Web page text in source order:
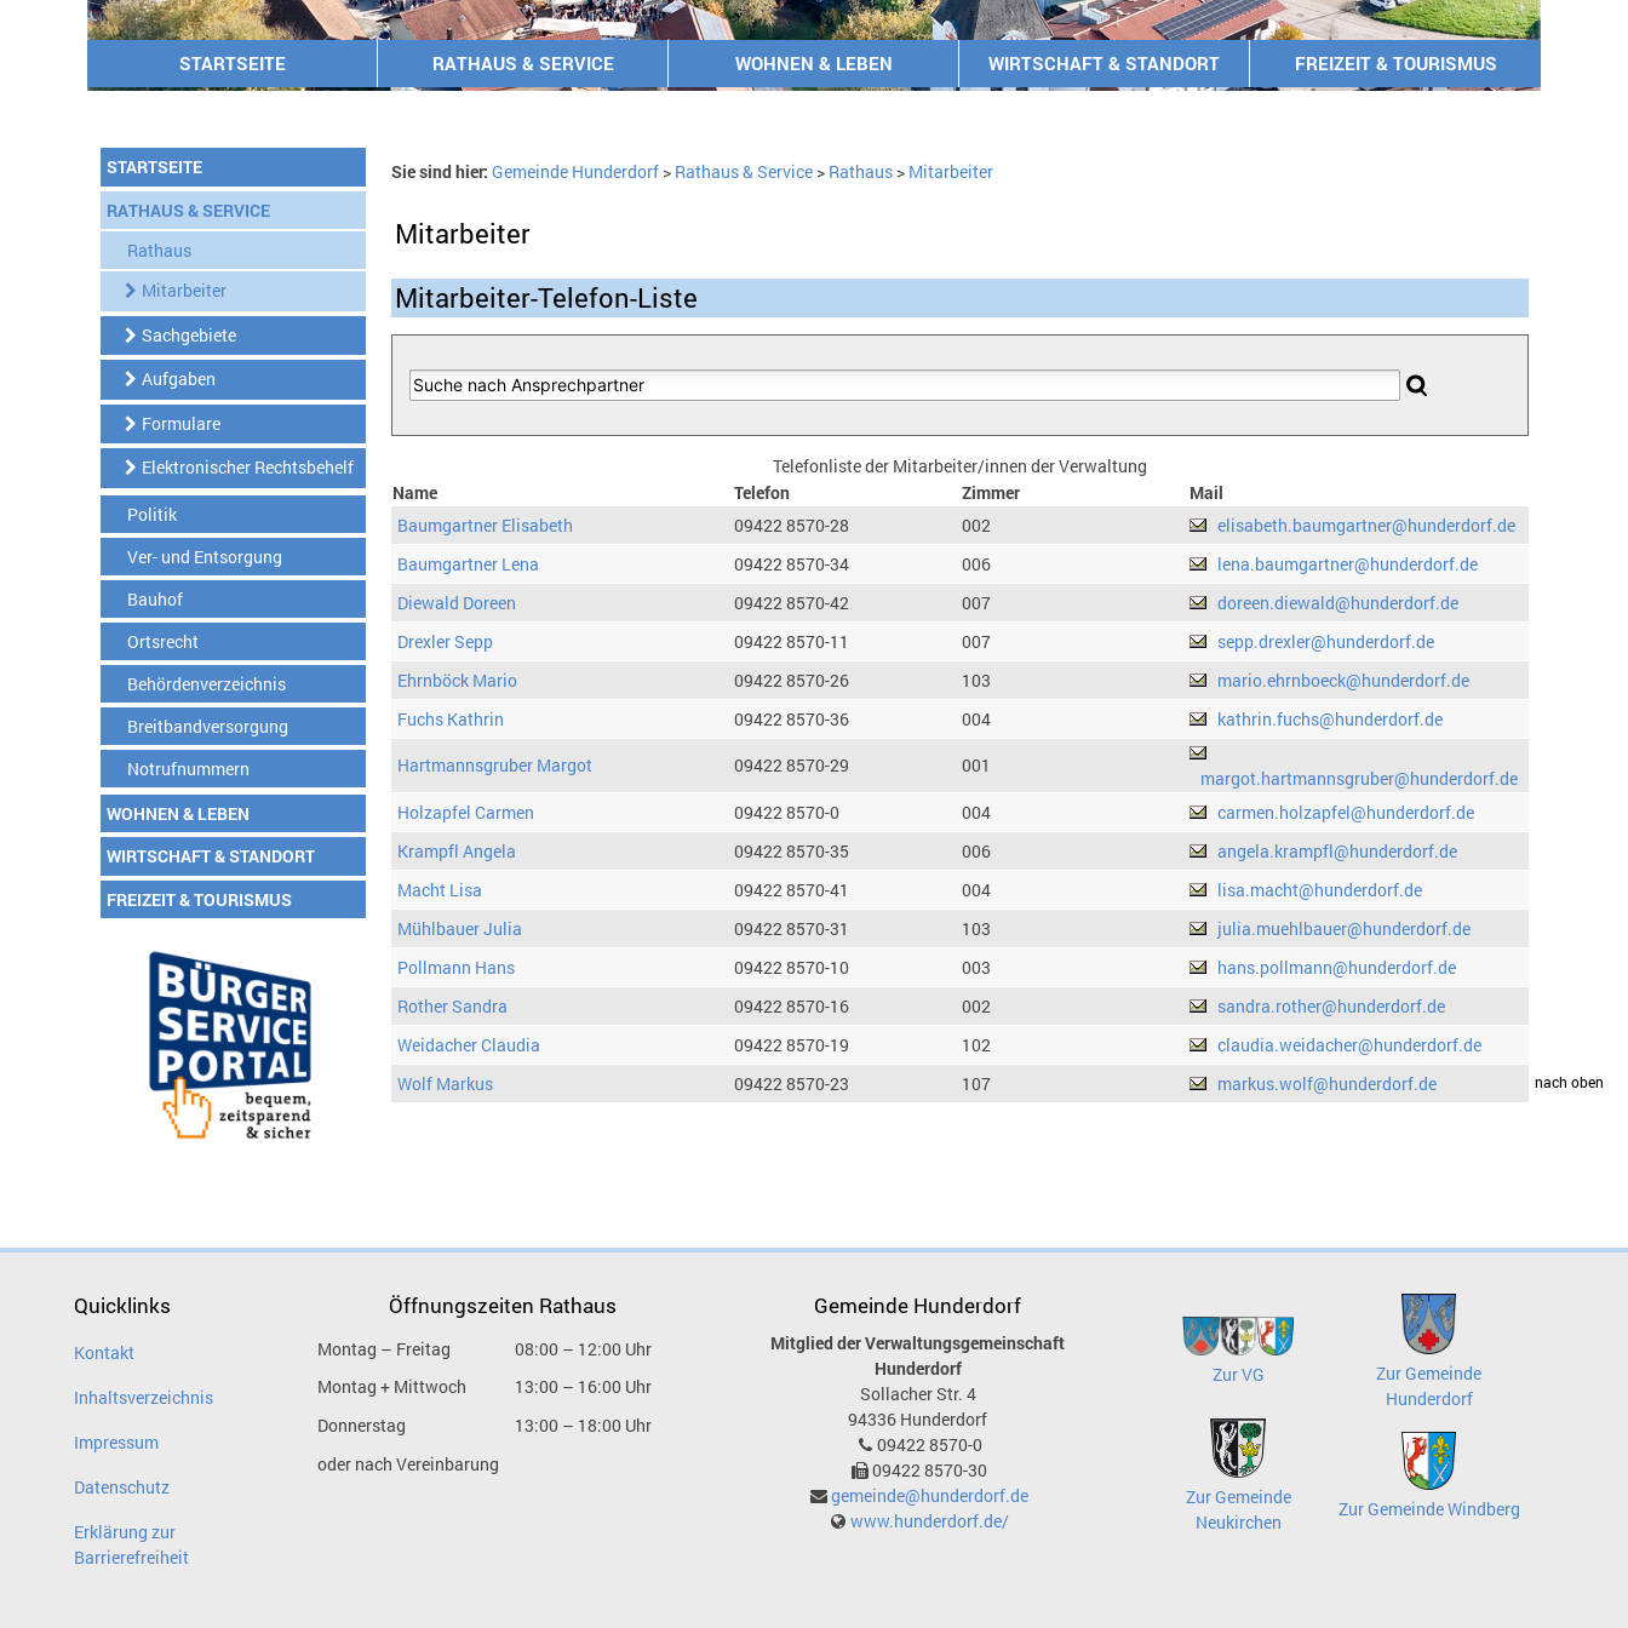
STARTSEITE RATHAUS & SERVICE WOHNEN & LEBEN WIRTSCHAFT & STANDORT FREIZEIT & TOURISMUS
STARTSEITE
RATHAUS & SERVICE
Rathaus
Mitarbeiter
Sachgebiete
Aufgaben
Formulare
Elektronischer Rechtsbehelf
Politik
Ver- und Entsorgung
Bauhof
Ortsrecht
Behördenverzeichnis
Breitbandversorgung
Notrufnummern
WOHNEN & LEBEN
WIRTSCHAFT & STANDORT
FREIZEIT & TOURISMUS
Sie sind hier: Gemeinde Hunderdorf> Rathaus & Service> Rathaus> Mitarbeiter
Mitarbeiter
Mitarbeiter-Telefon-Liste
Telefonliste der Mitarbeiter/innen der Verwaltung
Name
Telefon Zimmer
Mail
Baumgartner Elisabeth
09422 8570-28 002
elisabeth.baumgartner@hunderdorf.de
Baumgartner Lena
09422 8570-34 006
lena.baumgartner@hunderdorf.de
Diewald Doreen
09422 8570-42 007
doreen.diewald@hunderdorf.de
Drexler Sepp
09422 8570-11 007
sepp.drexler@hunderdorf.de
Ehrnböck Mario
09422 8570-26 103
mario.ehrnboeck@hunderdorf.de
Fuchs Kathrin
09422 8570-36 004
kathrin.fuchs@hunderdorf.de
Hartmannsgruber Margot
09422 8570-29 001
margot.hartmannsgruber@hunderdorf.de
Holzapfel Carmen
09422 8570-0 004
carmen.holzapfel@hunderdorf.de
Krampfl Angela
09422 8570-35 006
angela.krampfl@hunderdorf.de
Macht Lisa
09422 8570-41 004
lisa.macht@hunderdorf.de
Mühlbauer Julia
09422 8570-31 103
julia.muehlbauer@hunderdorf.de
Pollmann Hans
09422 8570-10 003
hans.pollmann@hunderdorf.de
Rother Sandra
09422 8570-16 002
sandra.rother@hunderdorf.de
Weidacher Claudia
09422 8570-19 102
claudia.weidacher@hunderdorf.de
Wolf Markus
09422 8570-23 107 markus.wolf@hunderdorf.dedrucken nach oben
Quicklinks
Kontakt
Inhaltsverzeichnis
Impressum
Datenschutz
Erklärung zur
Barrierefreiheit
Öffnungszeiten Rathaus
Montag – Freitag
08:00 – 12:00 Uhr
Montag + Mittwoch
13:00 – 16:00 Uhr
Donnerstag
13:00 – 18:00 Uhr
oder nach Vereinbarung
Gemeinde Hunderdorf
Mitglied der Verwaltungsgemeinschaft
Hunderdorf
Sollacher Str. 4
94336 Hunderdorf
09422 8570-0
09422 8570-30
gemeinde@hunderdorf.de
www.hunderdorf.de/
Zur VG
Zur Gemeinde
Hunderdorf
Zur Gemeinde
Neukirchen
Zur Gemeinde Windberg